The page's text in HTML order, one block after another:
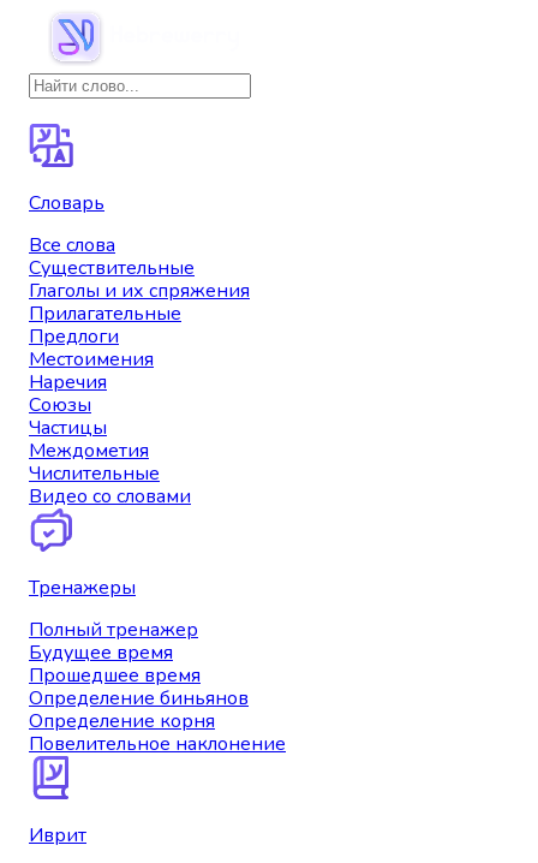
Словарь
Все слова
Существительные
Глаголы и их спряжения
Прилагательные
Предлоги
Местоимения
Наречия
Союзы
Частицы
Междометия
Числительные
Видео со словами
Тренажеры
Полный тренажер
Будущее время
Прошедшее время
Определение биньянов
Определение корня
Повелительное наклонение
Иврит